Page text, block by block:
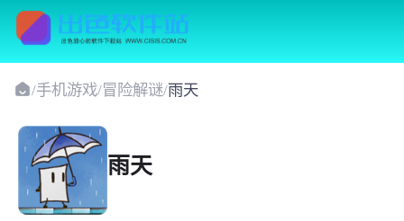
/手机游戏/冒险解谜/雨天
雨天